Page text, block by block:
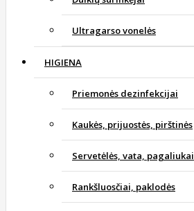
Ultragarso vonelės
HIGIENA
Priemonės dezinfekcijai
Kaukės, prijuostės, pirštinės
Servetėlės, vata, pagaliukai
Rankšluosčiai, paklodės